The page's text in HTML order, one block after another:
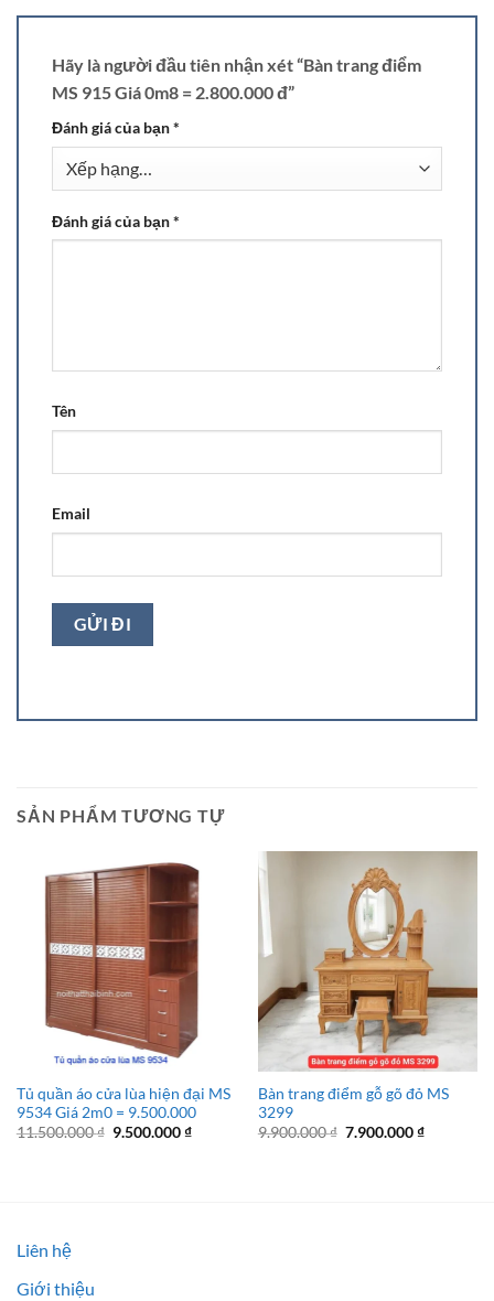
Hãy là người đầu tiên nhận xét “Bàn trang điểm
MS 915 Giá 0m8 = 2.800.000 đ”
Đánh giá của bạn*
Đánh giá của bạn*
Tên
Email
SẢN PHẨM TƯƠNG TỰ
Tủ quần áo cửa lùa hiện đại MS
9534 Giá 2m0 = 9.500.000
11.500.000₫ Giá
9.500.000₫Giá
Bàn trang điểm gỗ gõ đỏ MS
3299
9.900.000₫ Giá
7.900.000₫Giá
Liên hệ
Giới thiệu